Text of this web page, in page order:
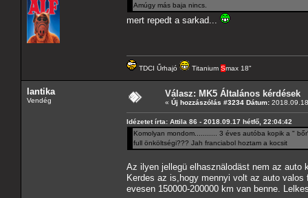
Amúgy más baja nincs.
mert repedt a sarkad...
TDCI Űrhajó Titanium Smax 18"
lantika
Vendég
Válasz: MK5 Általános kérdések
« Új hozzászólás #3234 Dátum:
Idézetet írta: Attila 86 - 2018.09.17 hétfő, 22:04:42
Komolyan mondom........... 3 éves autóba kopik a "
full önköltségi??? Jah franciabol hoztam a kocsit
Az ilyen jellegü elhasznälodäst nem az auto
Kerdes az is,hogy mennyi volt az auto
evesen 150000-200000 km van benne.